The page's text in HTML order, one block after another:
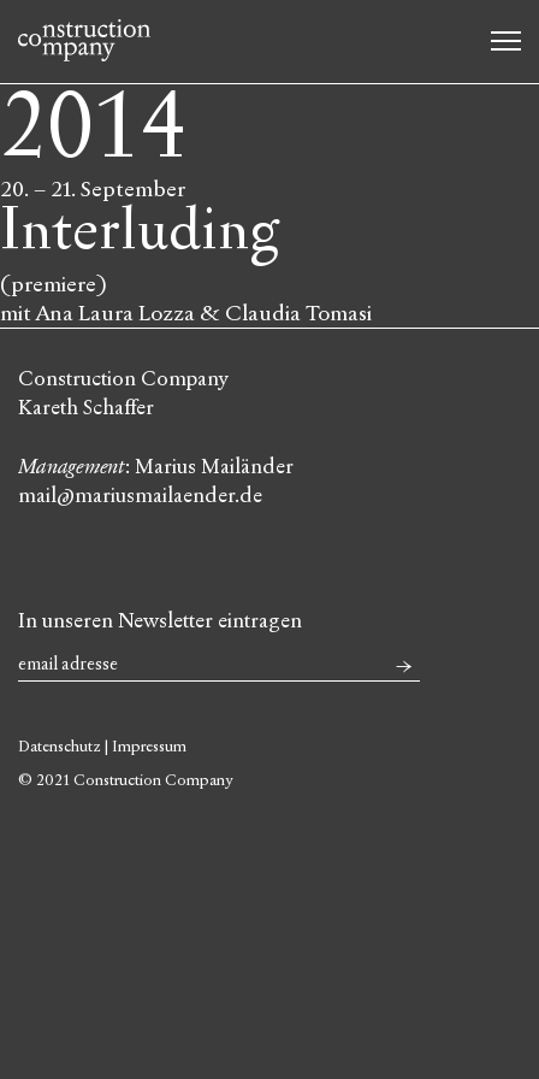
2014
20. – 21. September
Interluding
(premiere)
mit Ana Laura Lozza & Claudia Tomasi
Construction Company
Kareth Schaffer
Management: Marius Mailänder
mail@mariusmailaender.de
In unseren Newsletter eintragen
© 2021 Construction Company
Datenschutz | Impressum